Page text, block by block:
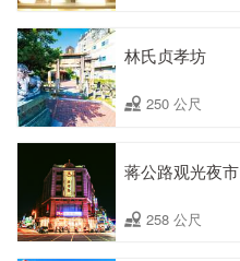
林氏贞孝坊
250 公尺
蒋公路观光夜市
258 公尺